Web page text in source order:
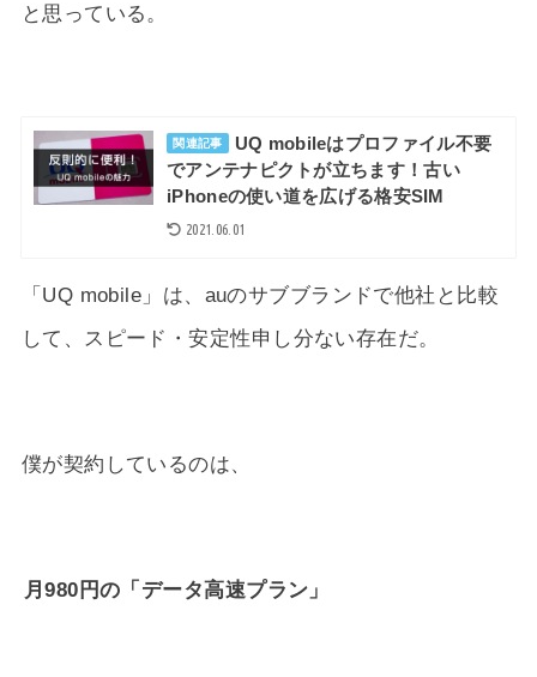
と思っている。
関連記事
UQ mobileはプロファイル不要
でアンテナピクトが立ちます！古い
iPhoneの使い道を広げる格安SIM
2021.06.01
「UQ mobile」は、auのサブブランドで他社と比較
して、スピード・安定性申し分ない存在だ。
僕が契約しているのは、
月980円の「データ高速プラン」